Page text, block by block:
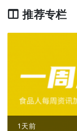
推荐专栏
1天前